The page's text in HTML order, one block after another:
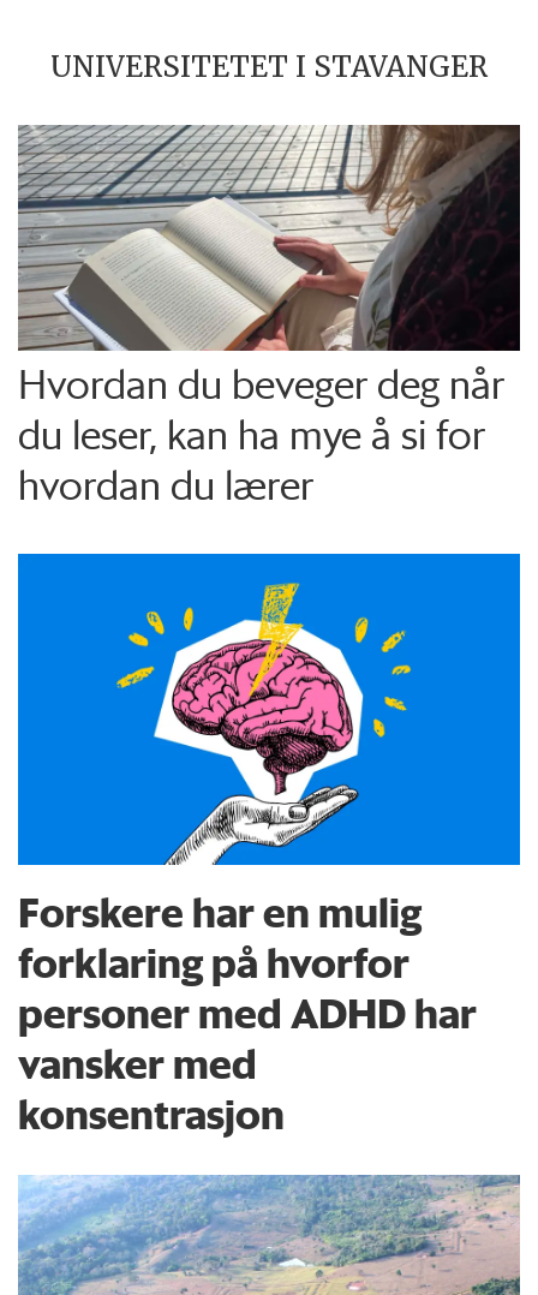
UNIVERSITETET I STAVANGER
Hvordan du beveger deg når
du leser, kan ha mye å si for
hvordan du lærer
Forskere har en mulig
forklaring på hvorfor
personer med ADHD har
vansker med
konsentrasjon